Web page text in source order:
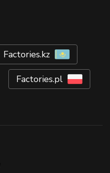
Factories.kz
Factories.pl